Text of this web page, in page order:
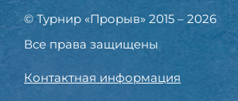
© Турнир «Прорыв» 2015 – 2026
Все права защищены
Контактная информация